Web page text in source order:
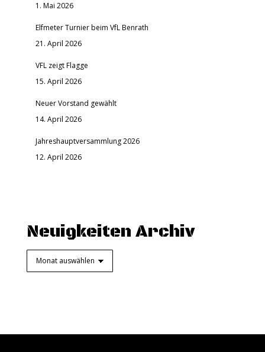
1. Mai 2026
Elfmeter Turnier beim VfL Benrath
21. April 2026
VFL zeigt Flagge
15. April 2026
Neuer Vorstand gewählt
14. April 2026
Jahreshauptversammlung 2026
12. April 2026
Neuigkeiten Archiv